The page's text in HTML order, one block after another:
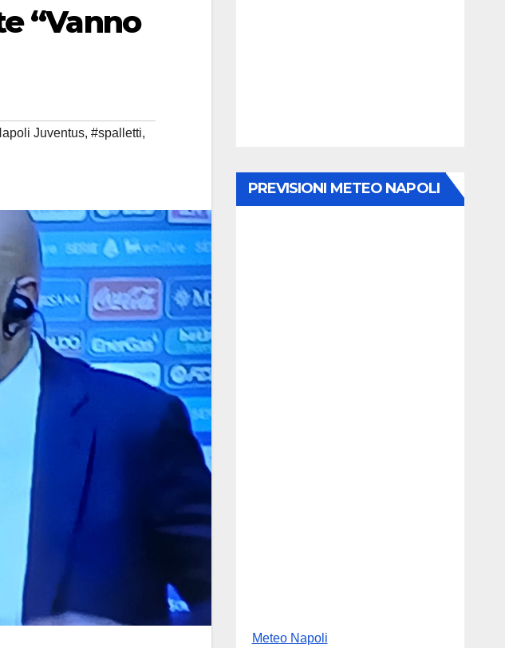
“Vanno
Juventus, #spalletti,
PREVISIONI METEO NAPOLI
Meteo Napoli